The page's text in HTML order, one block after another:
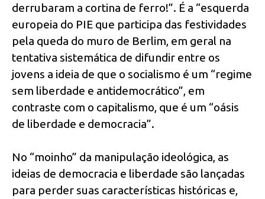
derrubaram a cortina de ferro!”. É a “esquerda
europeia do PIE que participa das festividades
pela queda do muro de Berlim, em geral na
tentativa sistemática de difundir entre os
jovens a ideia de que o socialismo é um “regime
sem liberdade e antidemocrático”, em
contraste com o capitalismo, que é um “oásis
de liberdade e democracia”.
No “moinho” da manipulação ideológica, as
ideias de democracia e liberdade são lançadas
para perder suas características históricas e,